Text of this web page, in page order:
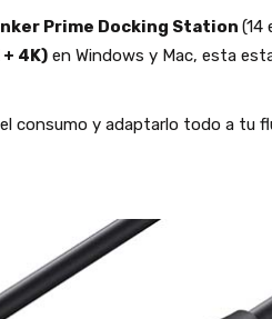
Prime Docking Station (14
4K) en Windows y Mac, esta
consumo y adaptarlo todo a tu